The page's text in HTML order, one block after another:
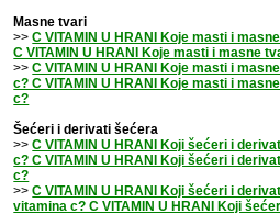
Masne tvari
>>C VITAMIN U HRANI Koje masti i
C VITAMIN U HRANI Koje masti i masne
>>C VITAMIN U HRANI Koje masti i
c? C VITAMIN U HRANI Koje masti i
c?
Šećeri i derivati šećera
>>C VITAMIN U HRANI Koji šećeri i
c? C VITAMIN U HRANI Koji šećeri i
c?
>>C VITAMIN U HRANI Koji šećeri i
vitamina c? C VITAMIN U HRANI Koji